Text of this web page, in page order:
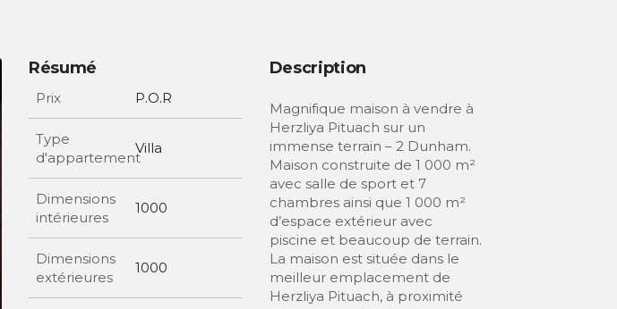
Résumé
Prix P.O.R
Type
d'appartement
Villa
Dimensions
intérieures
1000
Dimensions
extérieures
1000
Description
Magnifique maison à vendre à
Herzliya Pituach sur un
immense terrain – 2 Dunham.
Maison construite de 1 000 m²
avec salle de sport et 7
chambres ainsi que 1 000 m²
d’espace extérieur avec
piscine et beaucoup de terrain.
La maison est située dans le
meilleur emplacement de
Herzliya Pituach, à proximité